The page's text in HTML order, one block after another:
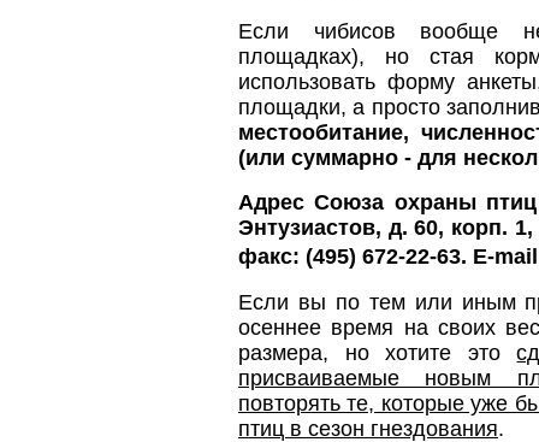
Если чибисов вообще
площадках), но стая
использовать форму
площадки, а просто
местообитание,
(или суммарно - для
Адрес Союза охраны
Энтузиастов, д. 60, корп.
факс: (495) 672-22-63. E-
Если вы по тем или иным
осеннее время на своих
размера, но хотите это
присваиваемые новым
повторять те, которые уже
птиц в сезон гнездования.